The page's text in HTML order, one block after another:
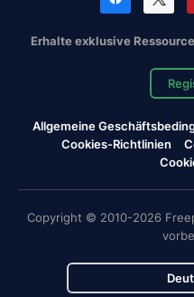
Erhalte exklusive
Allgemeine
Cookies-Richtlinien
Copyright © 2010-2026